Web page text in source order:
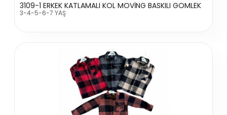
3109-1 ERKEK KATLAMALI KOL MOVİNG BASKILI GOMLEK
3-4-5-6-7 YAŞ